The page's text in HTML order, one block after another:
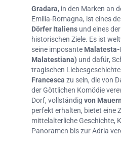
Gradara, in den Marken an
Emilia-Romagna, ist eines
Dörfer Italiens und eines
historischen Ziele. Es ist
seine imposante Malatesta-
Malatestiana) und dafür,
tragischen
Francesca zu sein, die von
der Göttlichen Komödie
Dorf, vollständig von
perfekt erhalten, bietet eine
mittelalterliche Geschichte,
Panoramen bis zur Adria